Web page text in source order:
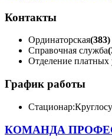
Контакты
Ординаторская(383)
Справочная служба
Отделение платных
График работы
Стационар:
КОМАНДА